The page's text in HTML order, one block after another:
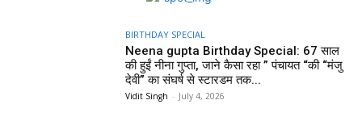
BIRTHDAY SPECIAL
Neena gupta Birthday Special: 67 साल
की हुईं नीना गुप्ता, जाने कैसा रहा ” पंचायत “की “मंजु
देवी” का संघर्ष से स्टारडम तक...
Vidit Singh - July 4, 2026